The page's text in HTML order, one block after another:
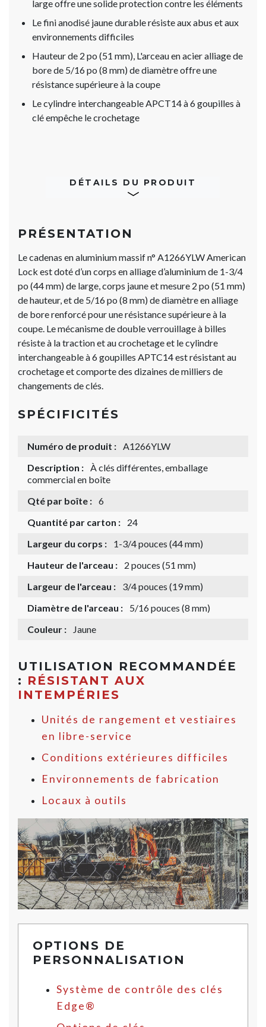
large offre une solide protection contre les éléments
Le fini anodisé jaune durable résiste aux abus et aux
environnements difficiles
Hauteur de 2 po (51 mm), L'arceau en acier alliage de
bore de 5/16 po (8 mm) de diamètre offre une
résistance supérieure à la coupe
Le cylindre interchangeable APCT14 à 6 goupilles à
clé empêche le crochetage
DÉTAILS DU PRODUIT
PRÉSENTATION
Le cadenas en aluminium massif n° A1266YLW American
Lock est doté d’un corps en alliage d’aluminium de 1-3/4
po (44 mm) de large, corps jaune et mesure 2 po (51 mm)
de hauteur, et de 5/16 po (8 mm) de diamètre en alliage
de bore renforcé pour une résistance supérieure à la
coupe. Le mécanisme de double verrouillage à billes
résiste à la traction et au crochetage et le cylindre
interchangeable à 6 goupilles APTC14 est résistant au
crochetage et comporte des dizaines de milliers de
changements de clés.
SPÉCIFICITÉS
Numéro de produit : A1266YLW
Description : À clés différentes, emballage
commercial en boîte
Qté par boîte : 6
Quantité par carton :
24
Largeur du corps :
1-3/4 pouces (44 mm)
Hauteur de l'arceau :
2 pouces (51 mm)
Largeur de l'arceau :
3/4 pouces (19 mm)
Diamètre de l'arceau :
5/16 pouces (8 mm)
Couleur :
Jaune
UTILISATION RECOMMANDÉE
: RÉSISTANT AUX
INTEMPÉRIES
Unités de rangement et vestiaires
en libre-service
Conditions extérieures difficiles
Environnements de fabrication
Locaux à outils
OPTIONS DE
PERSONNALISATION
Système de contrôle des clés
Edge®